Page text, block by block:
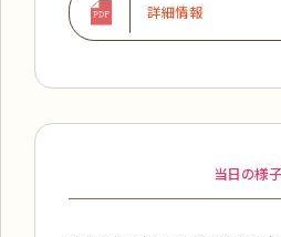
詳細情報
当日の様子